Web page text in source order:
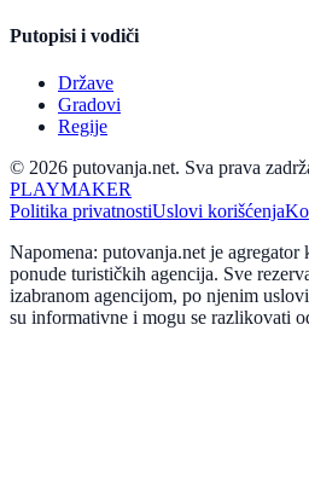
Putopisi i vodiči
Države
Gradovi
Regije
© 2026 putovanja.net. Sva prava
PLAYMAKER
Politika privatnostiUslovi korišćenja
Napomena: putovanja.net je
ponude turističkih agencija. Sve
izabranom agencijom, po njenim
su informativne i mogu se razlikovati